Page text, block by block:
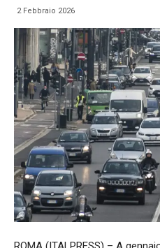
2 Febbraio 2026